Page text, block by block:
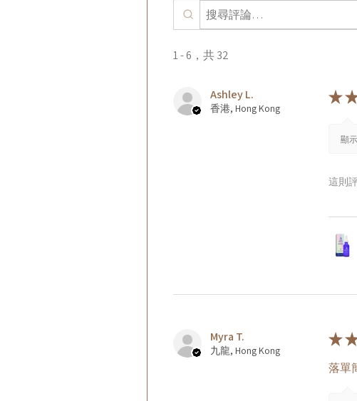
1 - 6，共 32
Ashley L.
香港, Hong Kong
★
顯
這則
Myra T.
九龍, Hong Kong
★
落單